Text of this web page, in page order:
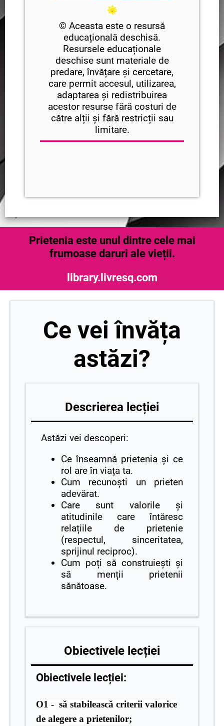
© Aceasta este o resursă
educațională deschisă.
Resursele educaționale
deschise sunt materiale de
predare, învățare și cercetare,
care permit accesul, utilizarea,
adaptarea și redistribuirea
acestor resurse fără costuri de
către alții și fără restricții sau
limitare.
Prietenia este unul dintre cele mai
frumoase daruri ale vieții.
library.livresq.com
Ce vei învăța
astăzi?
Descrierea lecției
Astăzi vei descoperi:
Ce înseamnă prietenia și ce
rol are în viața ta.
Cum recunoști un prieten
adevărat.
Care sunt valorile și
atitudinile care întăresc
relațiile de prietenie
(respectul, sinceritatea,
sprijinul reciproc).
Cum poți să construiești și
să menții prietenii
sănătoase.
Obiectivele lecției
Obiectivele lecției:
O1 - să stabilească criterii valorice
de alegere a prietenilor;